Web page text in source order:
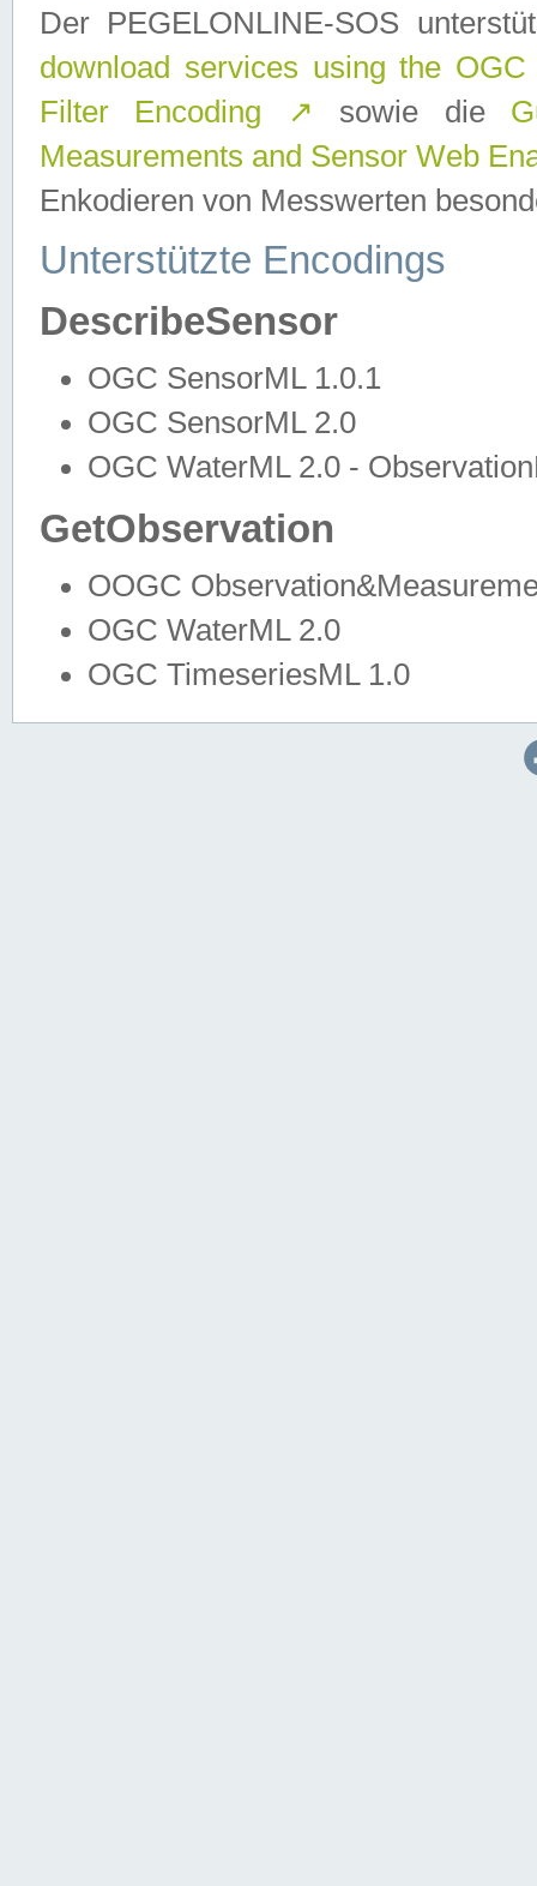
Der PEGELONLINE-SOS
download services using the
Filter Encoding
↗ sowie die
Measurements and Sensor Web
Enkodieren von Messwerten
Unterstützte Encodings
DescribeSensor
OGC SensorML 1.0.1
OGC SensorML 2.0
OGC WaterML 2.0 -
GetObservation
OOGC
OGC WaterML 2.0
OGC TimeseriesML 1.0